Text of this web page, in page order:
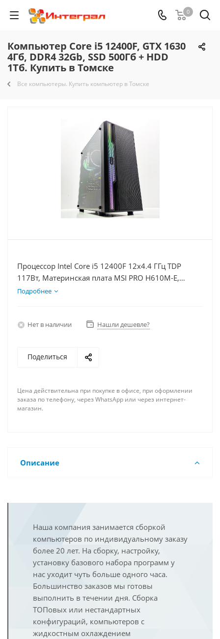
0
Компьютер Core i5 12400F, GTX 1630
4Гб, DDR4 32Gb, SSD 500Гб + HDD
1Тб. Купить в Томске
Все компьютеры. Купить компьютер в Томске
Процессор Intel Core i5 12400F 12x4.4 ГГц TDP
117Вт, Материнская плата MSI PRO H610M-E,
Видеокарта GTX 1630 4Гб, Память DDR4 32Gb,
Подробнее
Нет в наличии Нашли дешевле?
Поделиться
Цена действительна при покупке в офисе, при оформлении
заказа по телефону, через WhatsApp или через интернет-
магазин.
Описание
Наша компания занимается сборкой
компьютеров по индивидуальному заказу
более 20 лет. На сборку, настройку,
установку базового набора программ у
нас уходит чуть больше одного часа.
Большинство заказов мы готовы
выполнить в течении дня. Сборка
ТОПовых или нестандартных
конфигураций, компьютеров с
жидкостным охлаждением